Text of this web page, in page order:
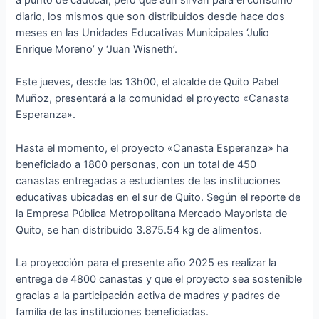
diario, los mismos que son distribuidos desde hace dos
meses en las Unidades Educativas Municipales ‘Julio
Enrique Moreno’ y ‘Juan Wisneth’.
Este jueves, desde las 13h00, el alcalde de Quito Pabel
Muñoz, presentará a la comunidad el proyecto «Canasta
Esperanza».
Hasta el momento, el proyecto «Canasta Esperanza» ha
beneficiado a 1800 personas, con un total de 450
canastas entregadas a estudiantes de las instituciones
educativas ubicadas en el sur de Quito. Según el reporte de
la Empresa Pública Metropolitana Mercado Mayorista de
Quito, se han distribuido 3.875.54 kg de alimentos.
La proyección para el presente año 2025 es realizar la
entrega de 4800 canastas y que el proyecto sea sostenible
gracias a la participación activa de madres y padres de
familia de las instituciones beneficiadas.